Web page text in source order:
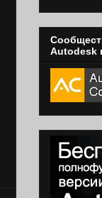
Autodesk